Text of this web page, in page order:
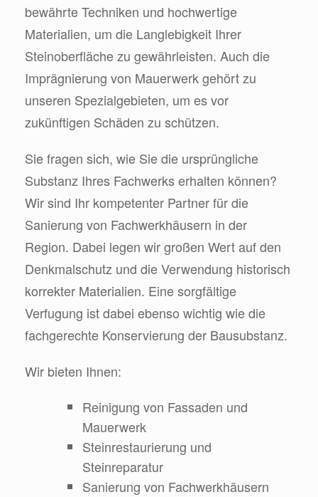
bewährte Techniken und hochwertige
Materialien, um die Langlebigkeit Ihrer
Steinoberfläche zu gewährleisten. Auch die
Imprägnierung von Mauerwerk gehört zu
unseren Spezialgebieten, um es vor
zukünftigen Schäden zu schützen.
Sie fragen sich, wie Sie die ursprüngliche
Substanz Ihres Fachwerks erhalten können?
Wir sind Ihr kompetenter Partner für die
Sanierung von Fachwerkhäusern in der
Region. Dabei legen wir großen Wert auf den
Denkmalschutz und die Verwendung historisch
korrekter Materialien. Eine sorgfältige
Verfugung ist dabei ebenso wichtig wie die
fachgerechte Konservierung der Bausubstanz.
Wir bieten Ihnen:
Reinigung von Fassaden und
Mauerwerk
Steinrestaurierung und
Steinreparatur
Sanierung von Fachwerkhäusern